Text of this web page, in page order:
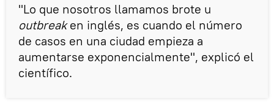
"Lo que nosotros llamamos brote u
outbreaken inglés, es cuando el número
de casos en una ciudad empieza a
aumentarse exponencialmente", explicó el
científico.